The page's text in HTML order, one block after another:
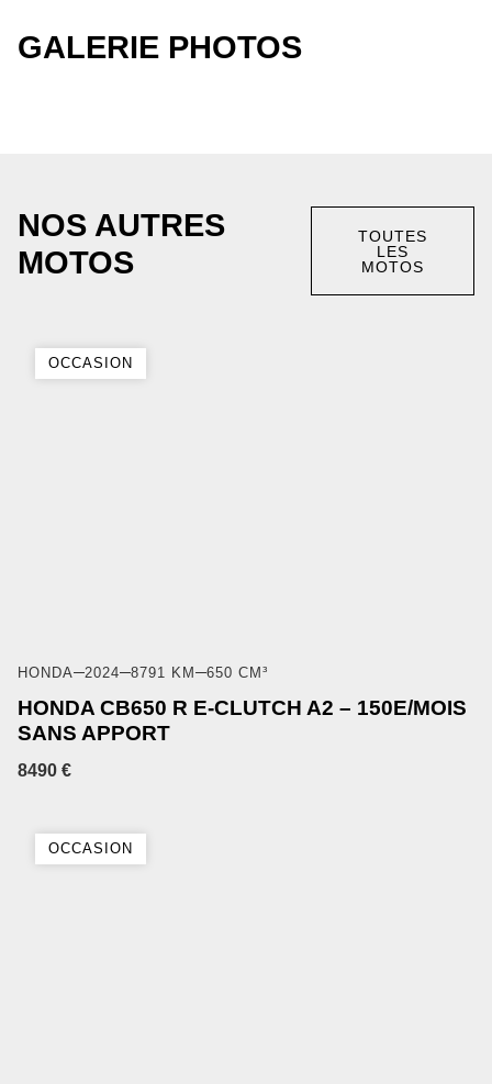
GALERIE PHOTOS
NOS AUTRES
MOTOS
TOUTES
LES
MOTOS
OCCASION
HONDA 2024 8791 KM 650 CM³
HONDA CB650 R E-CLUTCH A2 – 150E/MOIS
SANS APPORT
8490 €
OCCASION